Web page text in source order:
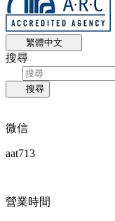
繁體中文
搜尋
搜尋
微信
aat713
營業時間